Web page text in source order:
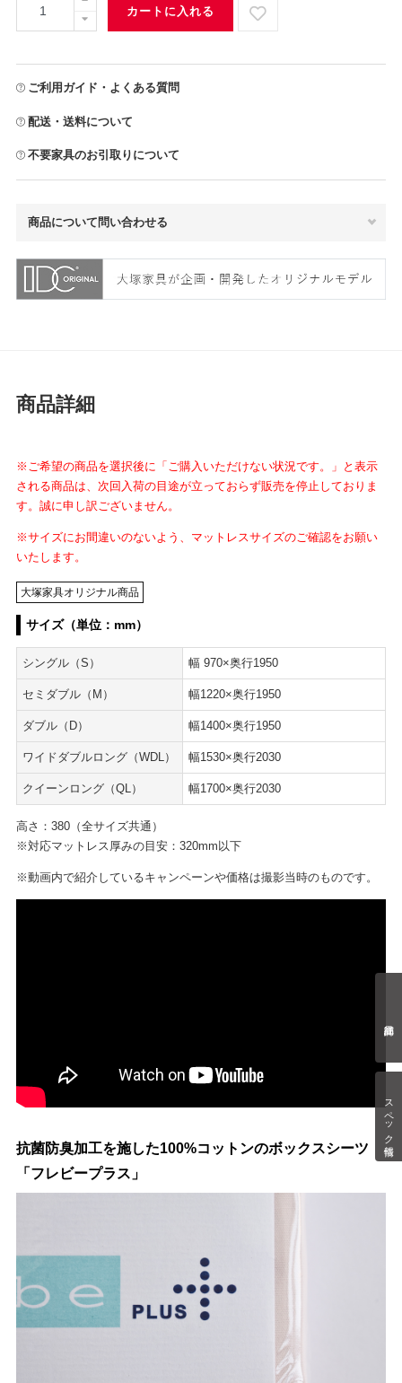
スペック情報
カートに入れる
ご利用ガイド・よくある質問
配送・送料について
不要家具のお引取りについて
商品について問い合わせる
商品詳細
※ご希望の商品を選択後に「ご購入いただけない状況です。」と表示
される商品は、次回入荷の目途が立っておらず販売を停止しておりま
す。誠に申し訳ございません。
※サイズにお間違いのないよう、マットレスサイズのご確認をお願い
いたします。
大塚家具オリジナル商品
サイズ（単位：mm）
シングル（S） 幅 970×奥行1950
セミダブル（M） 幅1220×奥行1950
ダブル（D） 幅1400×奥行1950
ワイドダブルロング（WDL） 幅1530×奥行2030
クイーンロング（QL） 幅1700×奥行2030
高さ：380（全サイズ共通）
※対応マットレス厚みの目安：320mm以下
※動画内で紹介しているキャンペーンや価格は撮影当時のものです。
抗菌防臭加工を施した100%コットンのボックスシーツ
「フレビープラス」